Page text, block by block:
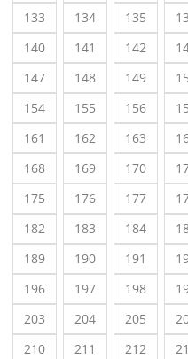
133
134 135
140
141 142
147
148 149
154
155 156
161
162 163
168
169 170
175
176 177
182
183 184
189
190 191
196
197 198
203
204 205
210
211 212